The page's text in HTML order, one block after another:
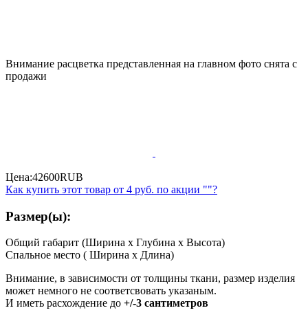
Внимание расцветка представленная на главном фото снята с
продажи
Цена:42600RUB
Как купить этот товар от 4 руб. по акции ""?
Размер(ы):
Общий габарит (Ширина x Глубина x Высота)
Спальное место ( Ширина x Длина)
Внимание, в зависимости от толщины ткани, размер изделия
может немного не соответсвовать указаным.
И иметь расхождение до +/-3 сантиметров